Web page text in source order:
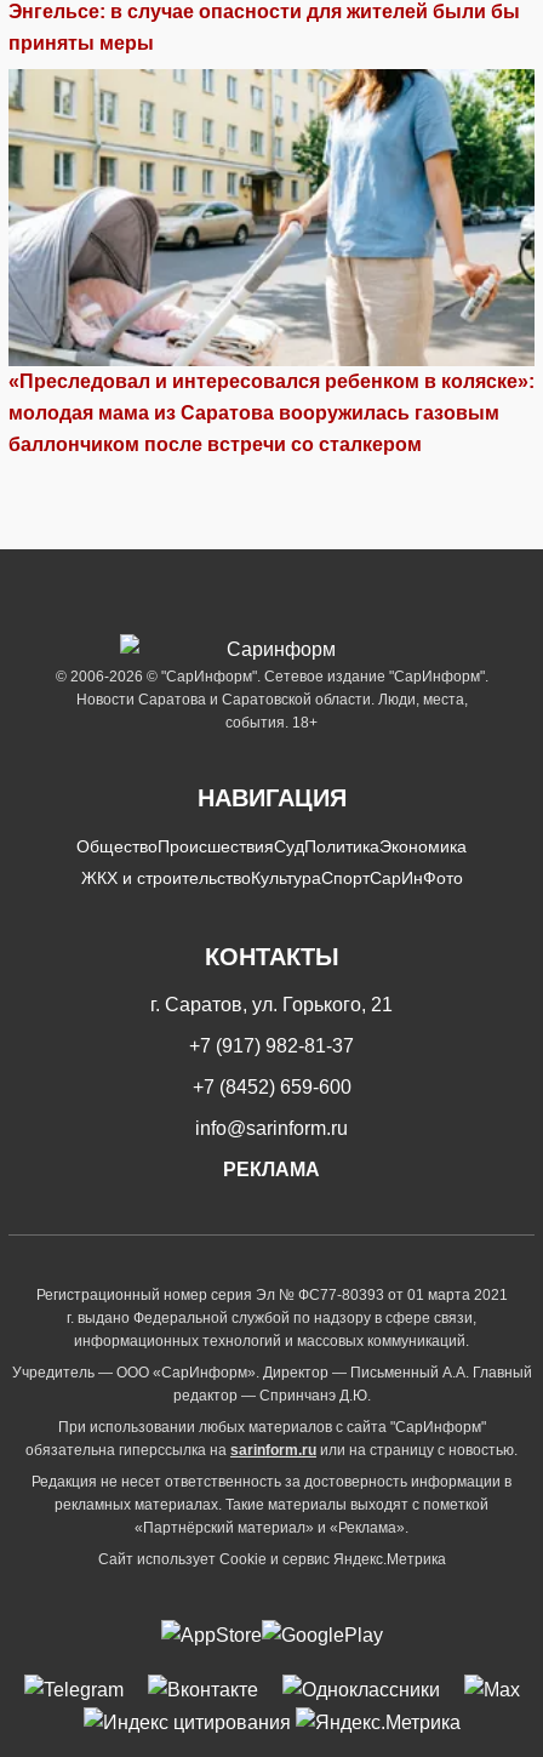
Энгельсе: в случае опасности для жителей были бы
приняты меры
«Преследовал и интересовался ребенком в коляске»:
молодая мама из Саратова вооружилась газовым
баллончиком после встречи со сталкером
© 2006-2026 © "СарИнформ". Сетевое издание "СарИнформ".
Новости Саратова и Саратовской области. Люди, места,
события. 18+
НАВИГАЦИЯ
ОбществоПроисшествияСудПолитикаЭкономика
ЖКХ и строительствоКультураСпортСарИнФото
КОНТАКТЫ
г. Саратов, ул. Горького, 21
+7 (917) 982-81-37
+7 (8452) 659-600
info@sarinform.ru
РЕКЛАМА
Регистрационный номер серия Эл № ФС77-80393 от 01 марта 2021
г. выдано Федеральной службой по надзору в сфере связи,
информационных технологий и массовых коммуникаций.
Учредитель — ООО «СарИнформ». Директор — Письменный А.А. Главный
редактор — Спринчанэ Д.Ю.
При использовании любых материалов с сайта "СарИнформ"
обязательна гиперссылка на sarinform.ru или на страницу с новостью.
Редакция не несет ответственность за достоверность информации в
рекламных материалах. Такие материалы выходят с пометкой
«Партнёрский материал» и «Реклама».
Сайт использует Cookie и сервиc Яндекс.Метрика